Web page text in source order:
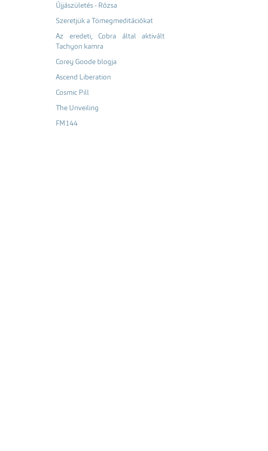
Újjászületés - Rózsa
Szeretjük a Tömegmeditációkat
Az eredeti, Cobra által aktivált
Tachyon kamra
Corey Goode blogja
Ascend Liberation
Cosmic Pill
The Unveiling
FM144